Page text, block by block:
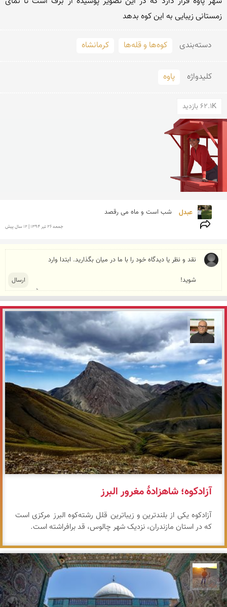
زمستانی زیبایی به این کوه بدهد
دسته‌بندی کوه‌ها و قله‌ها کرمانشاه
کلید‌واژه پاوه
62.1K بازدید
عبدل شب است و ماه می رقصد
جمعه 26 تير 1394 | 12 سال پیش
مازیار ذاکری
آزادکوه؛ شاهزادهٔ مغرور البرز
آزادکوه یکی از بلندترین و زیباترین قلل رشته‌کوه البرز مرکزی است
که در استان مازندران، نزدیک شهر چالوس، قد برافراشته است.
مهدی مخلصیان